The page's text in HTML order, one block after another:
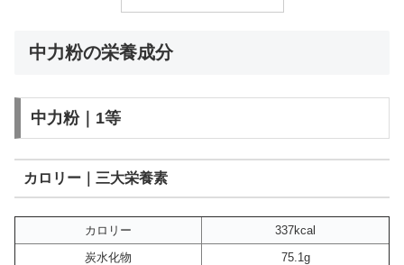
中力粉の栄養成分
中力粉｜1等
カロリー｜三大栄養素
カロリー
337kcal
炭水化物
75.1g